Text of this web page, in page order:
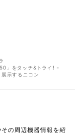
」をタッチ&トライ! -
示するニコン
の周辺機器情報を紹